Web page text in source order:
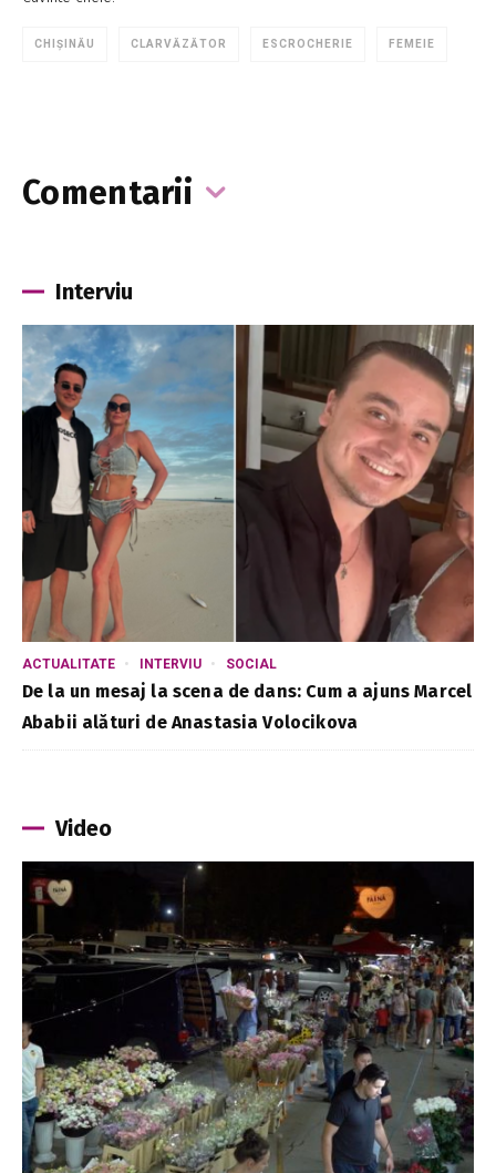
CHIȘINĂU CLARVĂZĂTOR ESCROCHERIE FEMEIE
Comentarii
Interviu
ACTUALITATE INTERVIU SOCIAL
De la un mesaj la scena de dans: Cum a ajuns Marcel
Ababii alături de Anastasia Volocikova
Video